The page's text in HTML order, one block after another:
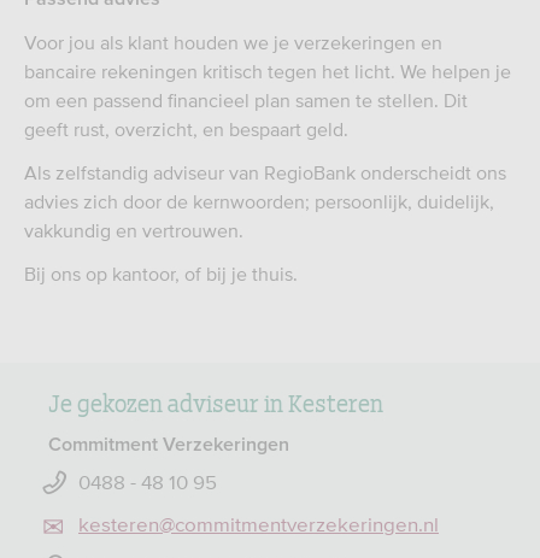
Voor jou als klant houden we je verzekeringen en
bancaire rekeningen kritisch tegen het licht. We helpen je
om een passend financieel plan samen te stellen. Dit
geeft rust, overzicht, en bespaart geld.
Als zelfstandig adviseur van RegioBank onderscheidt ons
advies zich door de kernwoorden; persoonlijk, duidelijk,
vakkundig en vertrouwen.
Bij ons op kantoor, of bij je thuis.
Je gekozen adviseur in Kesteren
Commitment Verzekeringen
0488 - 48 10 95
kesteren@commitmentverzekeringen.nl